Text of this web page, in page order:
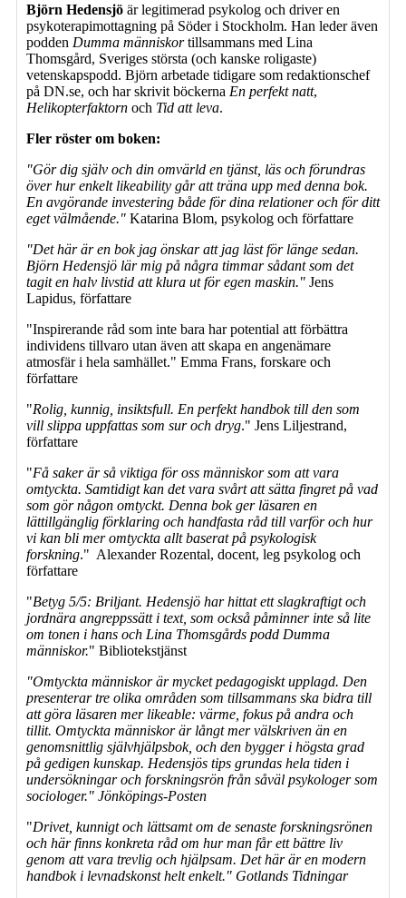
Björn Hedensjö är legitimerad psykolog och driver en
psykoterapimottagning på Söder i Stockholm. Han leder även
podden Dumma människortillsammans med Lina
Thomsgård, Sveriges största (och kanske roligaste)
vetenskapspodd. Björn arbetade tidigare som redaktionschef
på DN.se, och har skrivit böckerna En perfekt natt,
Helikopterfaktorn och Tid att leva.
Fler röster om boken:
"Gör dig själv och din omvärld en tjänst, läs och förundras
över hur enkelt likeability går att träna upp med denna bok.
En avgörande investering både för dina relationer och för ditt
eget välmående." Katarina Blom, psykolog och författare
"Det här är en bok jag önskar att jag läst för länge sedan.
Björn Hedensjö lär mig på några timmar sådant som det
tagit en halv livstid att klura ut för egen maskin." Jens
Lapidus, författare
"Inspirerande råd som inte bara har potential att förbättra
individens tillvaro utan även att skapa en angenämare
atmosfär i hela samhället." Emma Frans, forskare och
författare
"Rolig, kunnig, insiktsfull. En perfekt handbok till den som
vill slippa uppfattas som sur och dryg." Jens Liljestrand,
författare
"Få saker är så viktiga för oss människor som att vara
omtyckta. Samtidigt kan det vara svårt att sätta fingret på vad
som gör någon omtyckt. Denna bok ger läsaren en
lättillgänglig förklaring och handfasta råd till varför och hur
vi kan bli mer omtyckta allt baserat på psykologisk
forskning." Alexander Rozental, docent, leg psykolog och
författare
"Betyg 5/5: Briljant. Hedensjö har hittat ett slagkraftigt och
jordnära angreppssätt i text, som också påminner inte så lite
om tonen i hans och Lina Thomsgårds podd Dumma
människor." Bibliotekstjänst
"Omtyckta människor är mycket pedagogiskt upplagd. Den
presenterar tre olika områden som tillsammans ska bidra till
att göra läsaren mer likeable: värme, fokus på andra och
tillit. Omtyckta människor är långt mer välskriven än en
genomsnittlig självhjälpsbok, och den bygger i högsta grad
på gedigen kunskap. Hedensjös tips grundas hela tiden i
undersökningar och forskningsrön från såväl psykologer som
sociologer." Jönköpings-Posten
"Drivet, kunnigt och lättsamt om de senaste forskningsrönen
och här finns konkreta råd om hur man får ett bättre liv
genom att vara trevlig och hjälpsam. Det här är en modern
handbok i levnadskonst helt enkelt." Gotlands Tidningar